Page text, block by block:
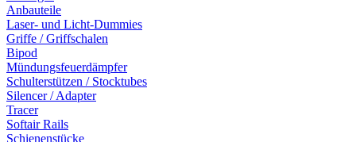
Anbauteile
Laser- und Licht-Dummies
Griffe / Griffschalen
Bipod
Mündungsfeuerdämpfer
Schulterstützen / Stocktubes
Silencer / Adapter
Tracer
Softair Rails
Schienenstücke